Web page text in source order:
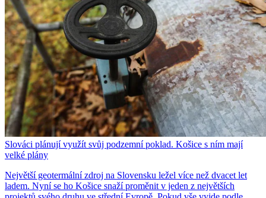
Slováci plánují využít svůj podzemní poklad. Košice s ním mají
velké plány
Největší geotermální zdroj na Slovensku ležel více než dvacet let
ladem. Nyní se ho Košice snaží proměnit v jeden z největších